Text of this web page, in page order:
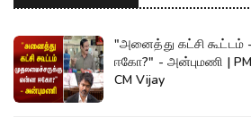
"அனைத்து கட்சி கூட்டம்
ஈகோ?" - அன்புமணி |
CM Vijay